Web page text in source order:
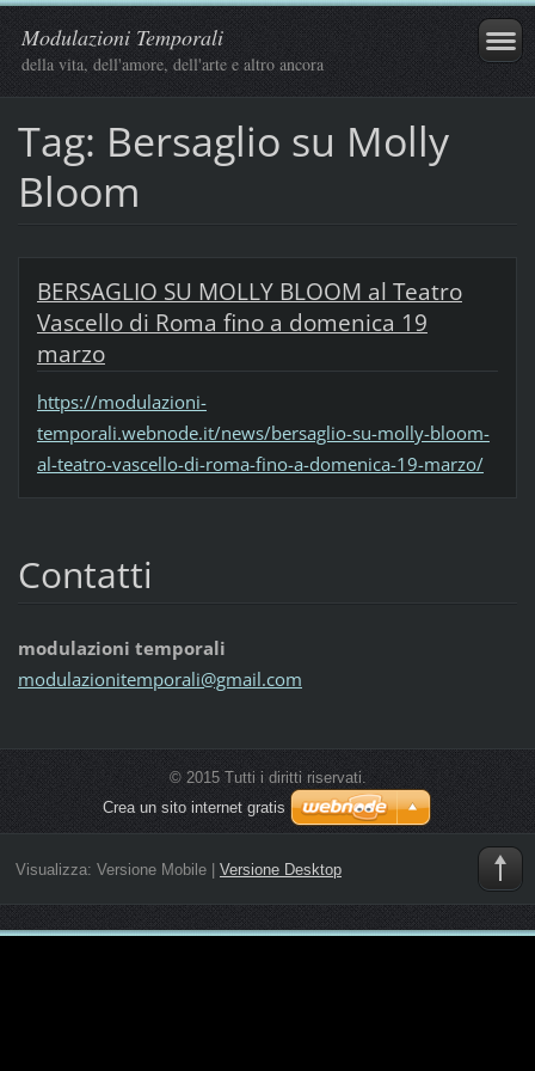
Modulazioni Temporali
della vita, dell'amore, dell'arte e altro ancora
Tag: Bersaglio su Molly
Bloom
BERSAGLIO SU MOLLY BLOOM al Teatro
Vascello di Roma fino a domenica 19
marzo
https://modulazioni-
temporali.webnode.it/news/bersaglio-su-molly-bloom-
al-teatro-vascello-di-roma-fino-a-domenica-19-marzo/
Contatti
modulazioni temporali
modulazionitemporali@gmail.com
© 2015 Tutti i diritti riservati.
Crea un sito internet gratis
Visualizza: Versione Mobile| Versione Desktop